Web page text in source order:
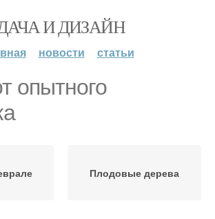
И ДИЗАЙН
новости статьи
опытного
Плодовые дерева